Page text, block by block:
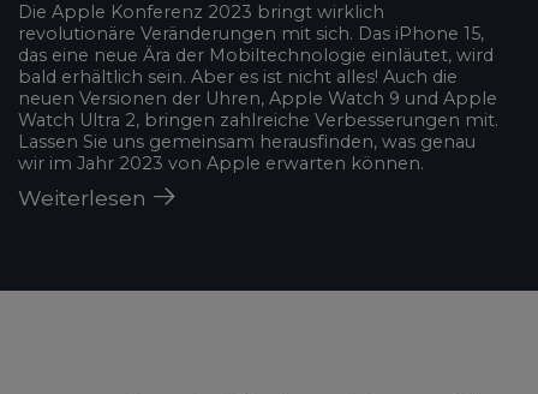
Die Apple Konferenz 2023 bringt wirklich
revolutionäre Veränderungen mit sich. Das iPhone 15,
das eine neue Ära der Mobiltechnologie einläutet, wird
bald erhältlich sein. Aber es ist nicht alles! Auch die
neuen Versionen der Uhren, Apple Watch 9 und Apple
Watch Ultra 2, bringen zahlreiche Verbesserungen mit.
Lassen Sie uns gemeinsam herausfinden, was genau
wir im Jahr 2023 von Apple erwarten können.
Weiterlesen